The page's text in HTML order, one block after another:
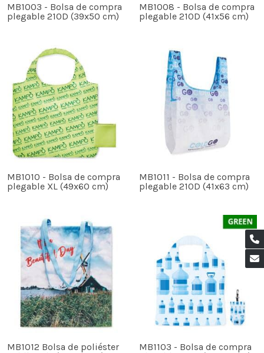
MB1003 - Bolsa de compra
plegable 210D (39x50 cm)
MB1008 - Bolsa de compra
plegable 210D (41x56 cm)
MB1010 - Bolsa de compra
plegable XL (49x60 cm)
MB1011 - Bolsa de compra
plegable 210D (41x63 cm)
MB1012 Bolsa de poliéster
MB1103 - Bolsa de compra